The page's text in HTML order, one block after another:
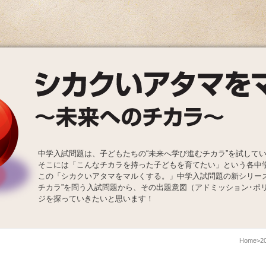
中学入試問題は、子どもたちの“未来へ学び進むチカラ”を試してい
そこには「こんなチカラを持った子どもを育てたい」という各中
この「シカクいアタマをマルくする。」中学入試問題の新シリー
チカラ”を問う入試問題から、その出題意図（アドミッション･ポ
ジを探っていきたいと思います！
Home